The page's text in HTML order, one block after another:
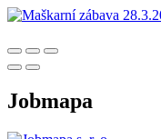
Jobmapa